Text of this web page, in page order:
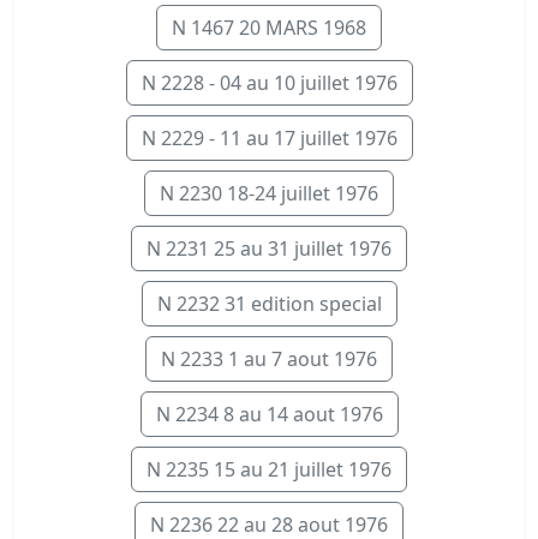
N 1467 20 MARS 1968
N 2228 - 04 au 10 juillet 1976
N 2229 - 11 au 17 juillet 1976
N 2230 18-24 juillet 1976
N 2231 25 au 31 juillet 1976
N 2232 31 edition special
N 2233 1 au 7 aout 1976
N 2234 8 au 14 aout 1976
N 2235 15 au 21 juillet 1976
N 2236 22 au 28 aout 1976